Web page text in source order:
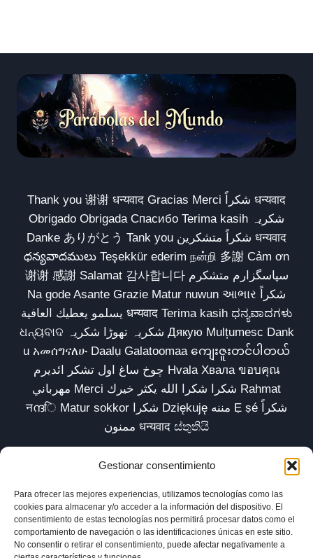
Gestionar consentimiento
Para ofrecer las mejores experiencias, utilizamos tecnologías como las
cookies para almacenar y/o acceder a la información del dispositivo. El
consentimiento de estas tecnologías nos permitirá procesar datos como el
comportamiento de navegación o las identificaciones únicas en este sitio.
No consentir o retirar el consentimiento, puede afectar negativamente a
Thank you 谢谢 धन्यवाद Gracias Merci شكراً धन्यवाद
Obrigado Obrigada Спасибо Terima kasih شکریہ
Danke ありがとう Tank you شكراً متشكرين धन्यवाद
ధన్యవాదములు Teşekkür ederim நன்றி 多謝 Cảm ơn
谢谢 感謝 Salamat 감사합니다 سپاسگزارم متشکرم
Na gode Asante Grazie Matur nuwun આભાર شكراً
يسلمو يعطيك العافية धन्यवाद Terima kasih ಧನ್ಯವಾದಗಳು
ଧନ୍ୟବାଦ شکریہ تھوڑا شکریہ Дякую Mulțumesc Dank
u አመሰግናለሁ Daalụ Galatoomaa ကျေးဇူးတင်ပါတယ်
چوخ ساغ اول تشکر ائدیرم Hvala Хвала ขอบคุณ
مهرباني Merci شكرا شكرا الله يكثر خيرك Rahmat
नന്ദि Matur sokkor شكرا Dziękuję مننه Ẹ ṣé شكراً
ممنون धन्यवाद ස්තුතියි
Inicio Biblioteca Parábolas TV
Comunidad
Esencia
Blog
Política de privacidad